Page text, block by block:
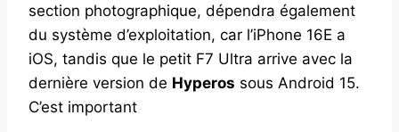
section photographique, dépendra également
du système d’exploitation, car l’iPhone 16E a
iOS, tandis que le petit F7 Ultra arrive avec la
dernière version de Hyperos sous Android 15.
C’est important